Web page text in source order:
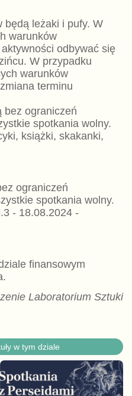
będą leżaki i pufy. W
warunków
odbywać się
W przypadku
warunków
terminu
ograniczeń
spotkania wolny.
książki, skakanki,
ograniczeń
spotkania wolny.
- 18.08.2024 -
finansowym
Laboratorium Sztuki
w tym dziale